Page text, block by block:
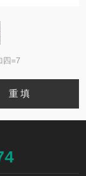
四=7